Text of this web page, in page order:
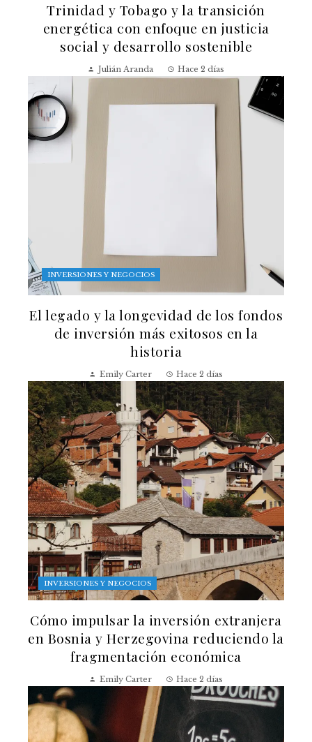
Trinidad y Tobago y la transición
energética con enfoque en justicia
social y desarrollo sostenible
Julián Aranda Hace 2 días
INVERSIONES Y NEGOCIOS
El legado y la longevidad de los fondos
de inversión más exitosos en la
historia
Emily Carter Hace 2 días
INVERSIONES Y NEGOCIOS
Cómo impulsar la inversión extranjera
en Bosnia y Herzegovina reduciendo la
fragmentación económica
Emily Carter Hace 2 días